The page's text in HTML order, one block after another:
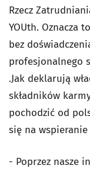
Rzecz
YOUth. Oznacza
bez
profesjonalnego
.Jak deklarują
składników
pochodzić od
się na
- Poprzez nasze